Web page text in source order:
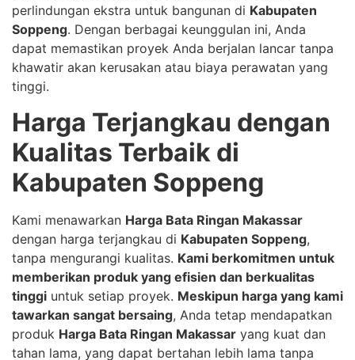
perlindungan ekstra untuk bangunan di Kabupaten
Soppeng. Dengan berbagai keunggulan ini, Anda
dapat memastikan proyek Anda berjalan lancar tanpa
khawatir akan kerusakan atau biaya perawatan yang
tinggi.
Harga Terjangkau dengan
Kualitas Terbaik di
Kabupaten Soppeng
Kami menawarkan Harga Bata Ringan Makassar
dengan harga terjangkau di Kabupaten Soppeng,
tanpa mengurangi kualitas. Kami berkomitmen untuk
memberikan produk yang efisien dan berkualitas
tinggi untuk setiap proyek. Meskipun harga yang kami
tawarkan sangat bersaing, Anda tetap mendapatkan
produk Harga Bata Ringan Makassar yang kuat dan
tahan lama, yang dapat bertahan lebih lama tanpa